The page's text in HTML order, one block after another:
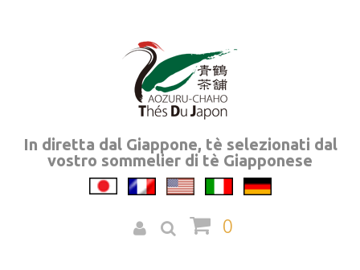
In diretta dal Giappone, tè selezionati dal
vostro sommelier di tè Giapponese
0